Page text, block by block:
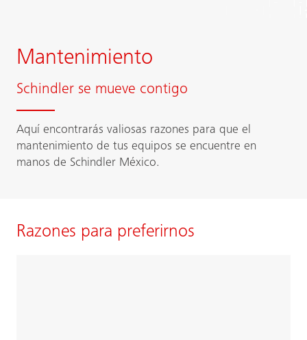
Mantenimiento
Schindler se mueve contigo
Aquí encontrarás valiosas razones para que el
mantenimiento de tus equipos se encuentre en
manos de Schindler México.
Razones para preferirnos